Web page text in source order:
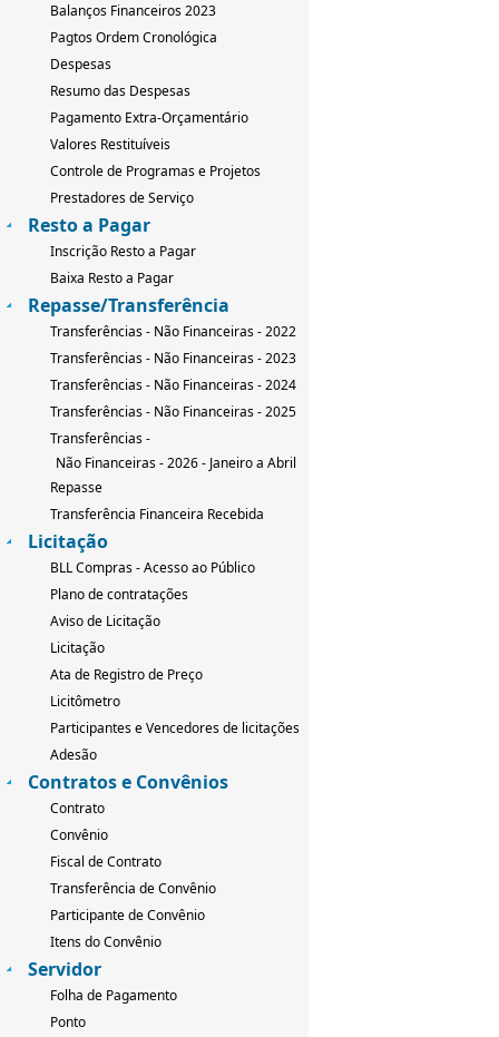
Balanços Financeiros 2023
Pagtos Ordem Cronológica
Despesas
Resumo das Despesas
Pagamento Extra-Orçamentário
Valores Restituíveis
Controle de Programas e Projetos
Prestadores de Serviço
Resto a Pagar
Inscrição Resto a Pagar
Baixa Resto a Pagar
Repasse/Transferência
Transferências - Não Financeiras - 2022
Transferências - Não Financeiras - 2023
Transferências - Não Financeiras - 2024
Transferências - Não Financeiras - 2025
Transferências -
Não Financeiras - 2026 - Janeiro a Abril
Repasse
Transferência Financeira Recebida
Licitação
BLL Compras - Acesso ao Público
Plano de contratações
Aviso de Licitação
Licitação
Ata de Registro de Preço
Licitômetro
Participantes e Vencedores de licitações
Adesão
Contratos e Convênios
Contrato
Convênio
Fiscal de Contrato
Transferência de Convênio
Participante de Convênio
Itens do Convênio
Servidor
Folha de Pagamento
Ponto